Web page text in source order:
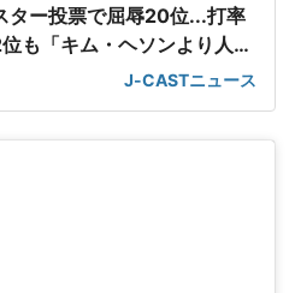
ター投票で屈辱20位...打率
も「キム・ヘソンより人気
元メディア嘆きJ-CASTニュース